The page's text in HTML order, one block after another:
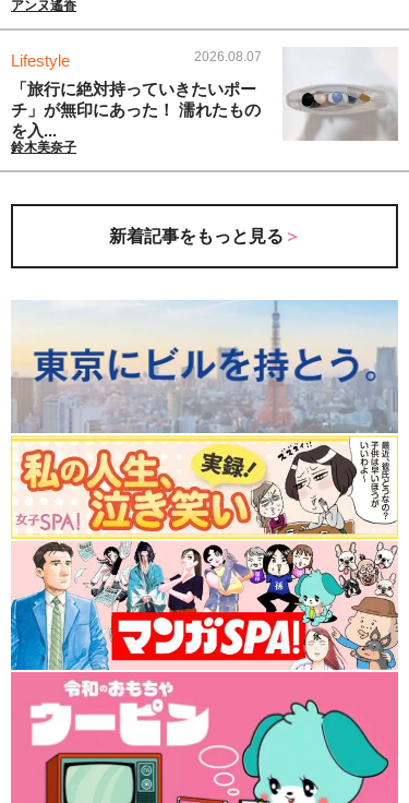
アンヌ遙香
Lifestyle 2026.08.07
「旅行に絶対持っていきたいポー
チ」が無印にあった！ 濡れたもの
を入...
鈴木美奈子
新着記事をもっと見る